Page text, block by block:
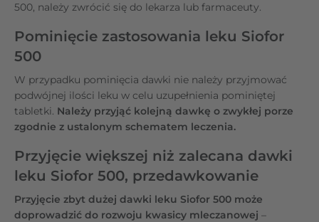
500, należy zwrócić się do lekarza lub farmaceuty.
Pominięcie zastosowania leku Siofor
500
W przypadku pominięcia dawki nie należy przyjmować
podwójnej ilości leku w celu uzupełnienia pominiętej
tabletki. Należy przyjąć kolejną dawkę o zwykłej porze
zgodnie z ustalonym schematem leczenia.
Przyjęcie większej niż zalecana dawki
leku Siofor 500, przedawkowanie
Przyjęcie zbyt dużej dawki leku Siofor 500 może
doprowadzić do rozwoju kwasicy mleczanowej –